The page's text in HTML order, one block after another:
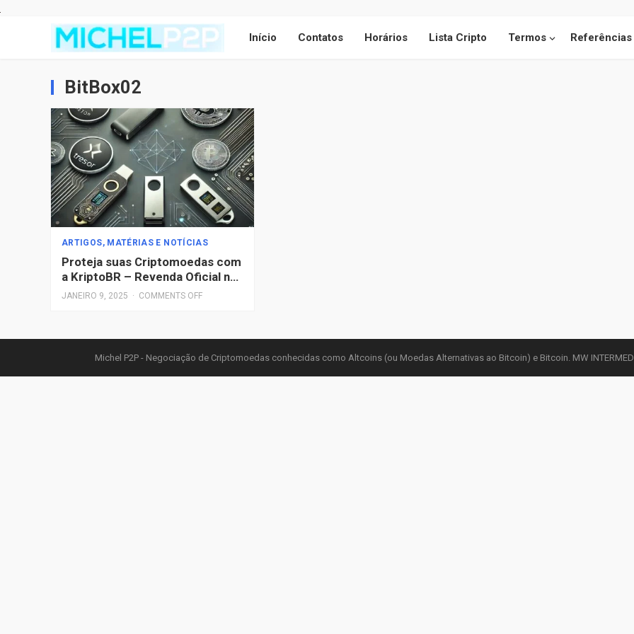
Início Contatos Horários Lista Cripto Termos Referências
BitBox02
ARTIGOS, MATÉRIAS E NOTÍCIAS
Proteja suas Criptomoedas com
a KriptoBR – Revenda Oficial na
América Latina
JANEIRO 9, 2025 · COMMENTS OFF
Michel P2P - Negociação de Criptomoedas conhecidas como Altcoins (ou Moedas Alternativas ao Bitcoin) e Bitcoin. MW